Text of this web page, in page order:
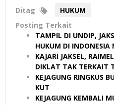
Ditag
HUKUM
Posting Terkait
TAMPIL DI UNDIP,
HUKUM DI
KAJARI JAKSEL,
DIKLAT TAK TERKAIT
KEJAGUNG RINGKUS
KUT
KEJAGUNG KEMBALI